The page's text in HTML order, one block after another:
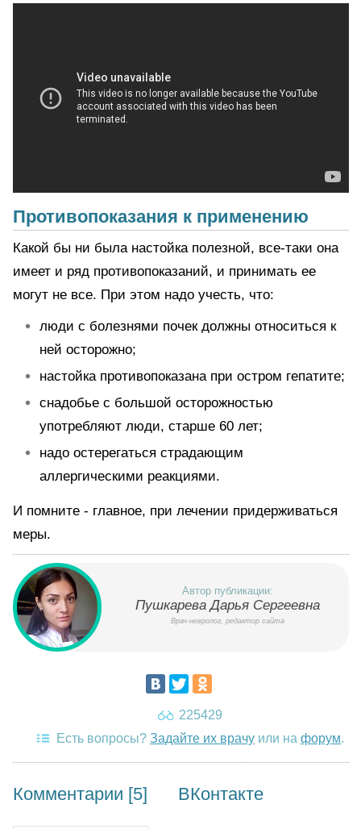
Противопоказания к применению
Какой бы ни была настойка полезной, все-таки она
имеет и ряд противопоказаний, и принимать ее
могут не все. При этом надо учесть, что:
люди с болезнями почек должны относиться к
ней осторожно;
настойка противопоказана при остром гепатите;
снадобье с большой осторожностью
употребляют люди, старше 60 лет;
надо остерегаться страдающим
аллергическими реакциями.
И помните - главное, при лечении придерживаться
меры.
Автор публикации:
Пушкарева Дарья Сергеевна
Врач-невролог, редактор сайта
225429
Есть вопросы? Задайте их врачу или на форум.
Комментарии [5] ВКонтакте